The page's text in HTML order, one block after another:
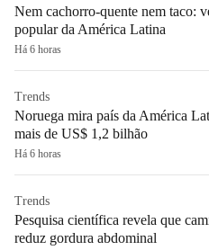
Nem cachorro-quente nem taco:
popular da América Latina
Há 6 horas
Trends
Noruega mira país da América
mais de US$ 1,2 bilhão
Há 6 horas
Trends
Pesquisa científica revela que
reduz gordura abdominal